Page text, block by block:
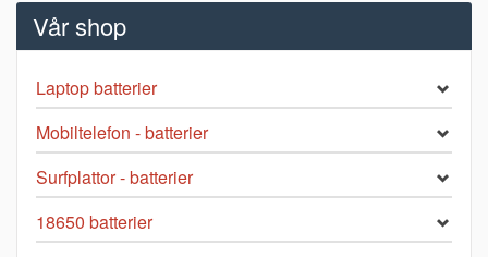
Vår shop
Laptop batterier
Mobiltelefon - batterier
Surfplattor - batterier
18650 batterier